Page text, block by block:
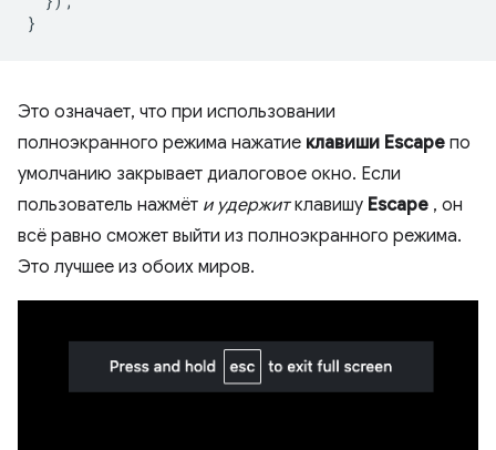
}
Это означает, что при использовании
полноэкранного режима нажатие клавиши Escape по
умолчанию закрывает диалоговое окно. Если
пользователь нажмёт и удержитклавишу Escape , он
всё равно сможет выйти из полноэкранного режима.
Это лучшее из обоих миров.